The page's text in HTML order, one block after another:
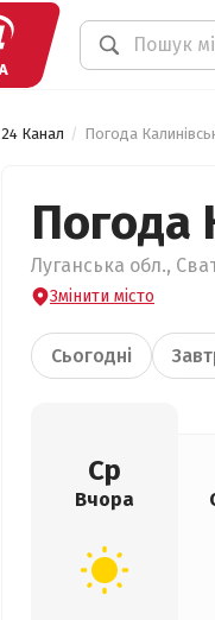
24 Канал Погода
Погода
Луганська обл.,
Змінити місто
Сьогодні
Ср
Вчора